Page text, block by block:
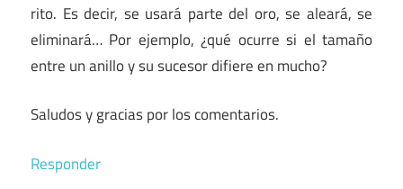
rito. Es decir, se usará parte del oro, se aleará, se
eliminará… Por ejemplo, ¿qué ocurre si el tamaño
entre un anillo y su sucesor difiere en mucho?
Saludos y gracias por los comentarios.
Responder